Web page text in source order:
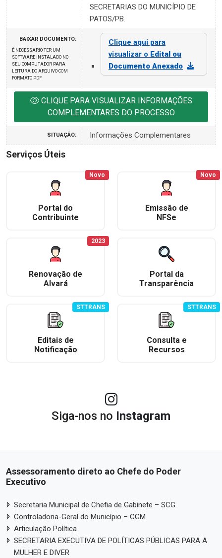
SECRETARIAS DO MUNICÍPIO DE
PATOS/PB.
BAIXAR DOCUMENTO:
É NECESSARIO TER UM
SOFTWARE INSTALADO NO
SEU COMPUTADOR PARA
LEITURA DO ARQUIVO COM
FORMATO PDF
Clique aqui para
visualizar o Edital ou
Documento Anexado
CLIQUE PARA VISUALIZAR INFORMAÇÕES
COMPLEMENTARES DO PROCESSO
SITUAÇÃO: Informações Complementares
Serviços Úteis
Portal do
Contribuinte
Novo
Emissão de
NFSe
Novo
Renovação de
Alvará
2023
Portal da
Transparência
Editais de
Notificação
STTRANS
Consulta e
Recursos
STTRANS
Siga-nos no Instagram
Assessoramento direto ao Chefe do Poder
Executivo
Secretaria Municipal de Chefia de Gabinete – SCG
Controladoria-Geral do Município – CGM
Articulação Política
SECRETARIA EXECUTIVA DE POLÍTICAS PÚBLICAS PARA A
MULHER E DIVER